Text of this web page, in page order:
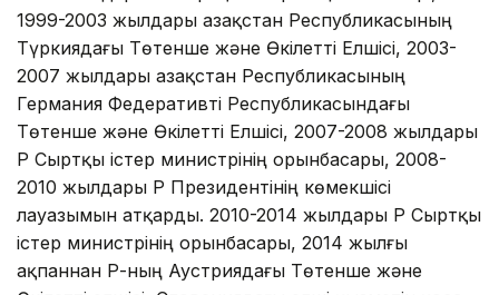
1999-2003 жылдары Қазақстан Республикасының
Түркиядағы Төтенше және Өкілетті Елшісі, 2003-
2007 жылдары Қазақстан Республикасының
Германия Федеративті Республикасындағы
Төтенше және Өкілетті Елшісі, 2007-2008 жылдары
ҚР Сыртқы істер министрінің орынбасары, 2008-
2010 жылдары ҚР Президентінің көмекшісі
лауазымын атқарды. 2010-2014 жылдары ҚР Сыртқы
істер министрінің орынбасары, 2014 жылғы
ақпаннан ҚР-ның Аустриядағы Төтенше және